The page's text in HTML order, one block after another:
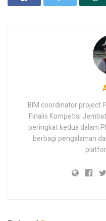
BIM coordinator project
Finalis Kompetisi
peringkat kedua dalam
berbagi pengalaman